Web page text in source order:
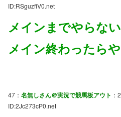
ID:RSguzfiV0.net
メインまでやらない
メイン終わったら
47： 名無しさん＠実況で競馬板アウト
ID:2Jc273cP0.net